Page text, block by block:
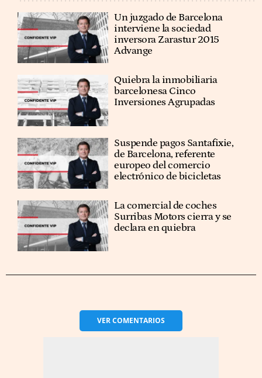
Un juzgado de Barcelona
interviene la sociedad
inversora Zarastur 2015
Advange
Quiebra la inmobiliaria
barcelonesa Cinco
Inversiones Agrupadas
Suspende pagos Santafixie,
de Barcelona, referente
europeo del comercio
electrónico de bicicletas
La comercial de coches
Surribas Motors cierra y se
declara en quiebra
VERCOMENTARIOS